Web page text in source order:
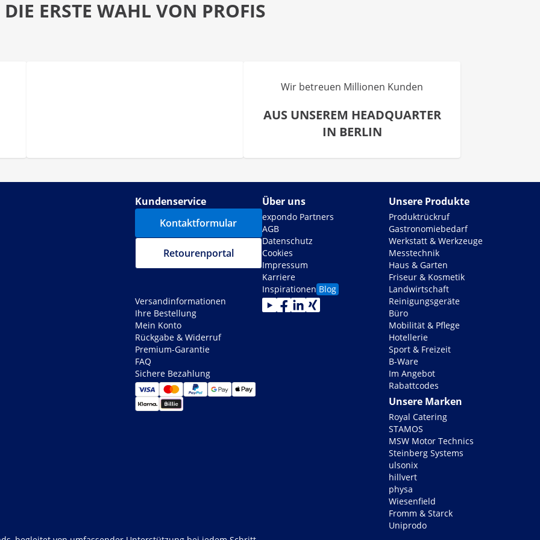
DIE ERSTE WAHL VON PROFIS
Wir betreuen Millionen Kunden
AUS UNSEREM HEADQUARTER
IN BERLIN
Kundenservice
Kontaktformular
Retourenportal
Versandinformationen
Ihre Bestellung
Mein Konto
Rückgabe & Widerruf
Premium-Garantie
FAQ
Sichere Bezahlung
Über uns
expondo Partners
AGB
Datenschutz
Cookies
Impressum
Karriere
Inspirationen Blog
Unsere Produkte
Produktrückruf
Gastronomiebedarf
Werkstatt & Werkzeuge
Messtechnik
Haus & Garten
Friseur & Kosmetik
Landwirtschaft
Reinigungsgeräte
Büro
Mobilität & Pflege
Hotellerie
Sport & Freizeit
B-Ware
Im Angebot
Rabattcodes
Unsere Marken
Royal Catering
STAMOS
MSW Motor Technics
Steinberg Systems
ulsonix
hillvert
physa
Wiesenfield
Fromm & Starck
Uniprodo